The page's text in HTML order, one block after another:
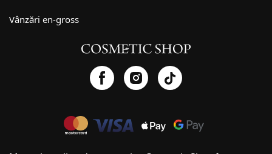
Vânzări en-gross